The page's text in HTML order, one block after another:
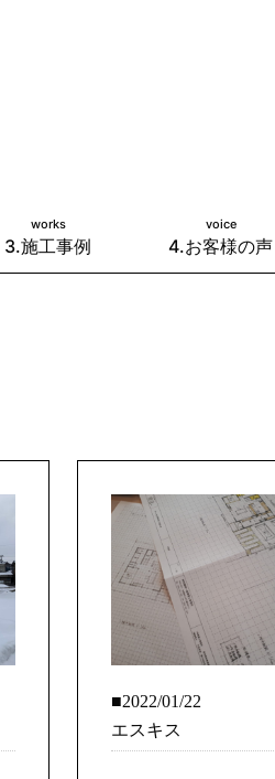
works
3.施工事例
voice
4.お客様の声
■2022/01/22
エスキス